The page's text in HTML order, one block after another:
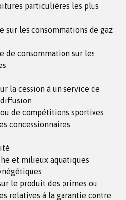
particulières les plus
sur les consommations de gaz
de consommation sur les
la cession à un service de
de compétitions sportives
concessionnaires
et milieux aquatiques
le produit des primes ou
relatives à la garantie contre